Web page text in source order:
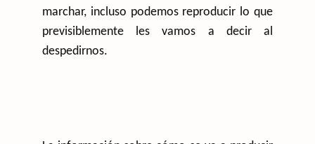
marchar, incluso podemos reproducir lo que
previsiblemente les vamos a decir al
despedirnos.